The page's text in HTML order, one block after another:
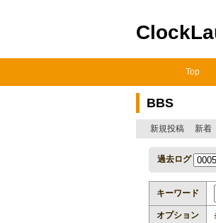
Top
BBS
新規投稿 新着
過去ログ
キーワード
オプション